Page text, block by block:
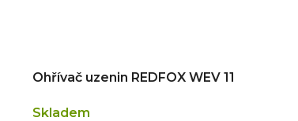
Ohřívač uzenin REDFOX WEV 11
Skladem